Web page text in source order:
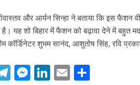
और आर्यन सिन्हा ने बताया कि इस फैशन
है। यह शो बिहार में फैशन को बढ़ावा देने में
कॉर्डिनेटर शुभम सानंद, आशुतोष सिंह, रवि
T M Li E